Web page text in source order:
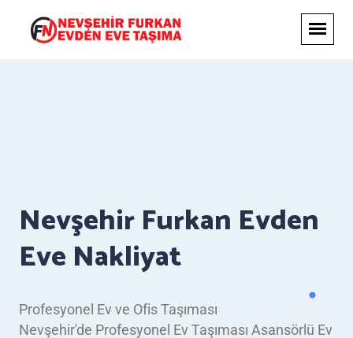
Nevşehir Furkan Evden
Eve Nakliyat
Profesyonel Ev ve Ofis Taşıması
Nevşehir'de Profesyonel Ev Taşıması Asansörlü Ev